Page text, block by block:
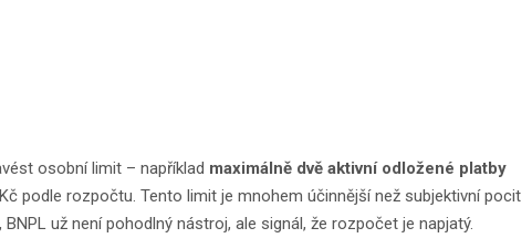
osobní limit – například maximálně dvě aktivní odložené platby
podle rozpočtu. Tento limit je mnohem účinnější než subjektivní pocit
už není pohodlný nástroj, ale signál, že rozpočet je napjatý.